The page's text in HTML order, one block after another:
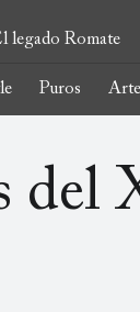
legado Romate
Puros